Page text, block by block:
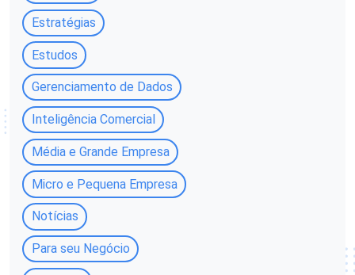
Estratégias
Estudos
Gerenciamento de Dados
Inteligência Comercial
Média e Grande Empresa
Micro e Pequena Empresa
Notícias
Para seu Negócio